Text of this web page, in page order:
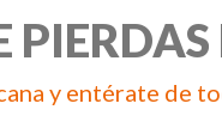
y entérate de